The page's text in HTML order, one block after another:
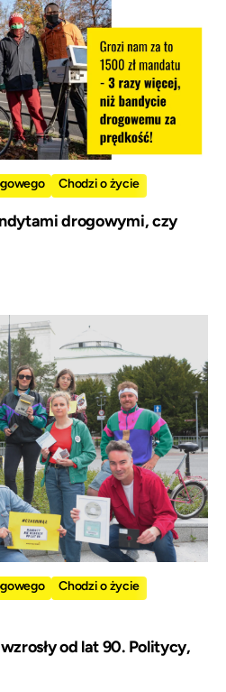
Chodzi o życie
drogowymi, czy
Chodzi o życie
od lat 90. Politycy,